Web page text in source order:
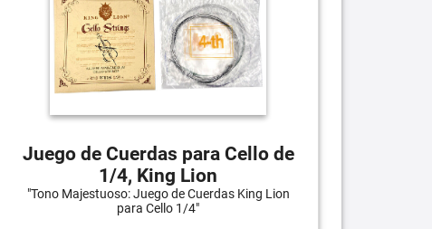
Juego de Cuerdas para Cello de
1/4, King Lion
"Tono Majestuoso: Juego de Cuerdas King Lion
para Cello 1/4"